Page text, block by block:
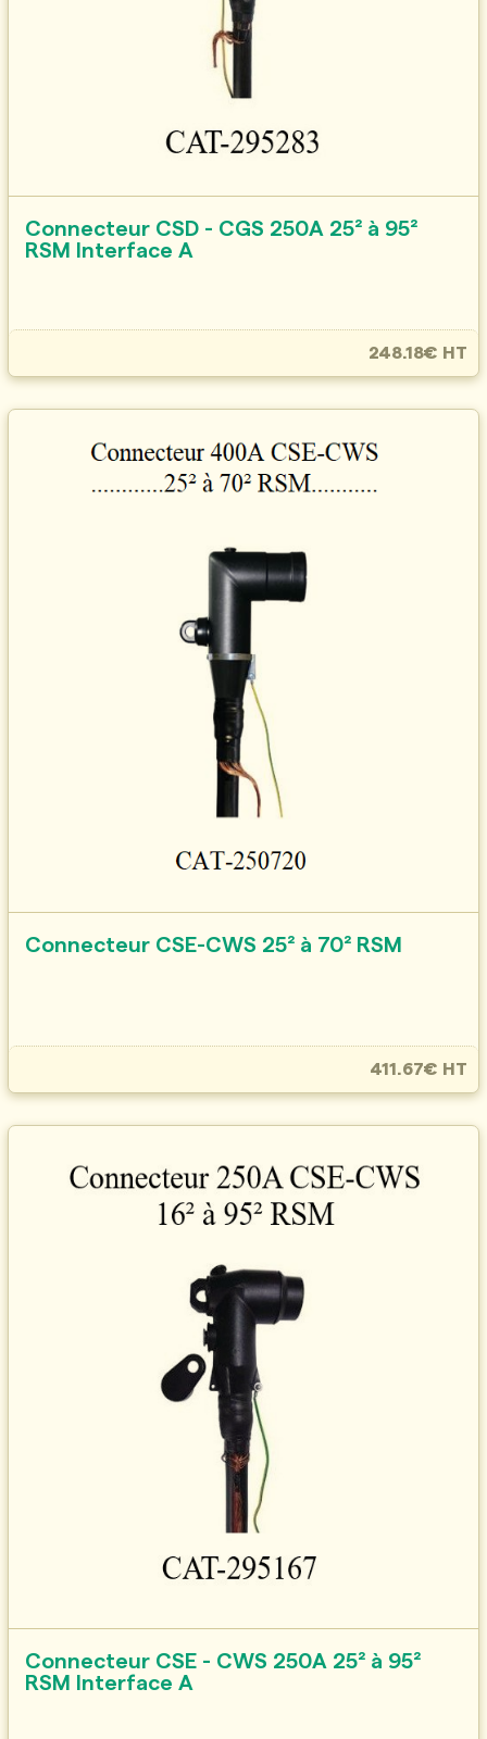
Connecteur CSD - CGS 250A 25² à 95²
RSM Interface A
248.18€ HT
Connecteur CSE-CWS 25² à 70² RSM
411.67€ HT
Connecteur CSE - CWS 250A 25² à 95²
RSM Interface A